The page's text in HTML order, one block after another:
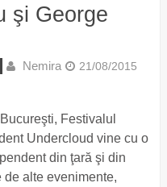
şi George
Nemira 21/08/2015
Festivalul
Undercloud vine cu o
din ţară şi din
de alte evenimente,